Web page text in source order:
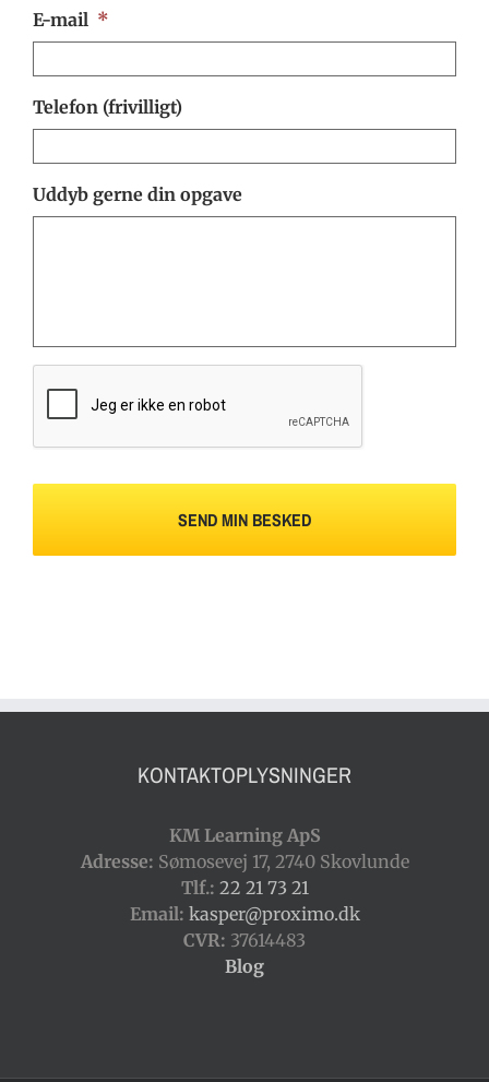
E-mail *
Telefon (frivilligt)
Uddyb gerne din opgave
KONTAKTOPLYSNINGER
KM Learning ApS
Adresse: Sømosevej 17, 2740 Skovlunde
Tlf.: 22 21 73 21
Email: kasper@proximo.dk
CVR: 37614483
Blog